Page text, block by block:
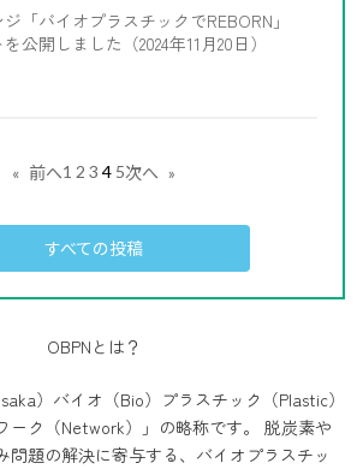
ジ「バイオプラスチックでREBORN」
公開しました（2024年11月20日）
« 前へ1 2 3 4 5次へ »
すべての投稿
OBPNとは？
）バイオ（Bio）プラスチック（Plastic）
ーク（Network）」の略称です。 脱炭素や
問題の解決に寄与する、バイオプラスチッ